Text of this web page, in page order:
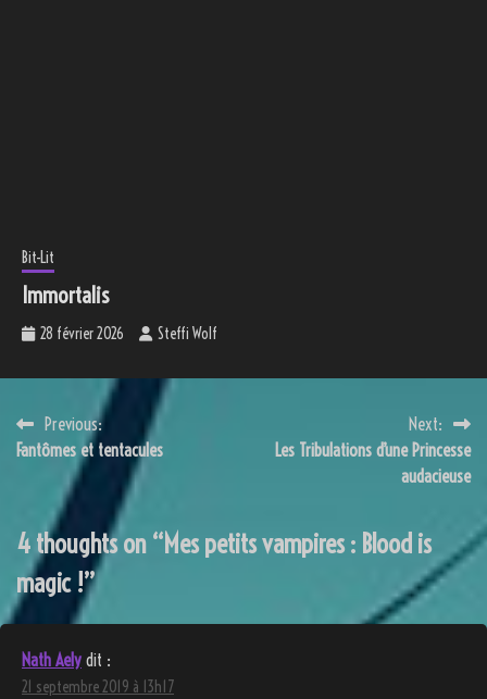
Bit-Lit
Immortalis
28 février 2026 Steffi Wolf
Navigation
l’article
Previous:
Fantômes et tentacules
Next:
Les Tribulations d’une Princesse
audacieuse
4 thoughts on “Mes petits vampires : Blood is
magic !”
Nath Aely dit :
21 septembre 2019 à 13h17